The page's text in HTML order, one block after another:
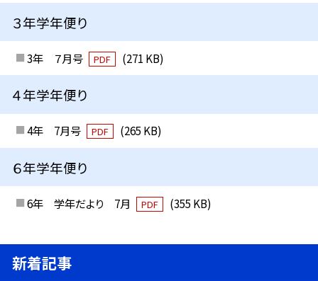
３年学年便り
3年 ７月号 PDF (271 KB)
４年学年便り
4年 7月号 PDF (265 KB)
６年学年便り
6年 学年だより 7月 PDF (355 KB)
新着記事